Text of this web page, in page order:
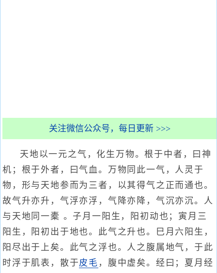
关注微信公众号，每日更新 >>>
天地以一元之气，化生万物。根于中者，曰神
机；根于外者，曰气血。万物同此一气，人灵于
物，形与天地参而为三者，以其得气之正而通也。
故气升亦升，气浮亦浮，气降亦降，气沉亦沉。人
与天地同一橐 。子月一阳生，阳初动也；寅月三
阳生，阳初出于地也。此气之升也。巳月六阳生，
阳尽出于上矣。此气之浮也。人之腹属地气，于此
时浮于肌表，散于皮毛 ，腹中虚矣。经曰；夏月经